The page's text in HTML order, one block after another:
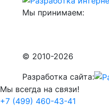
Мы принимаем:
© 2010-2026
Разработка сайта:
Мы всегда на связи!
+7 (499) 460-43-41